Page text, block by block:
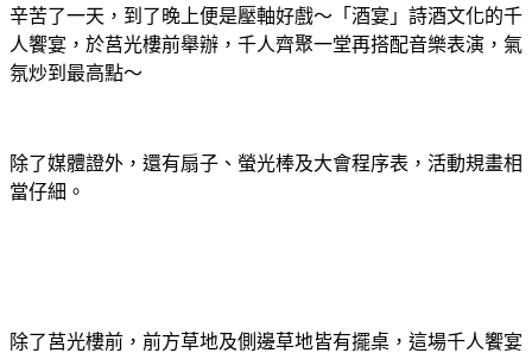
辛苦了一天，到了晚上便是壓軸好戲～「酒宴」詩酒文化的千
人饗宴，於莒光樓前舉辦，千人齊聚一堂再搭配音樂表演，氣
氛炒到最高點～
除了媒體證外，還有扇子、螢光棒及大會程序表，活動規畫相
當仔細。
除了莒光樓前，前方草地及側邊草地皆有擺桌，這場千人饗宴